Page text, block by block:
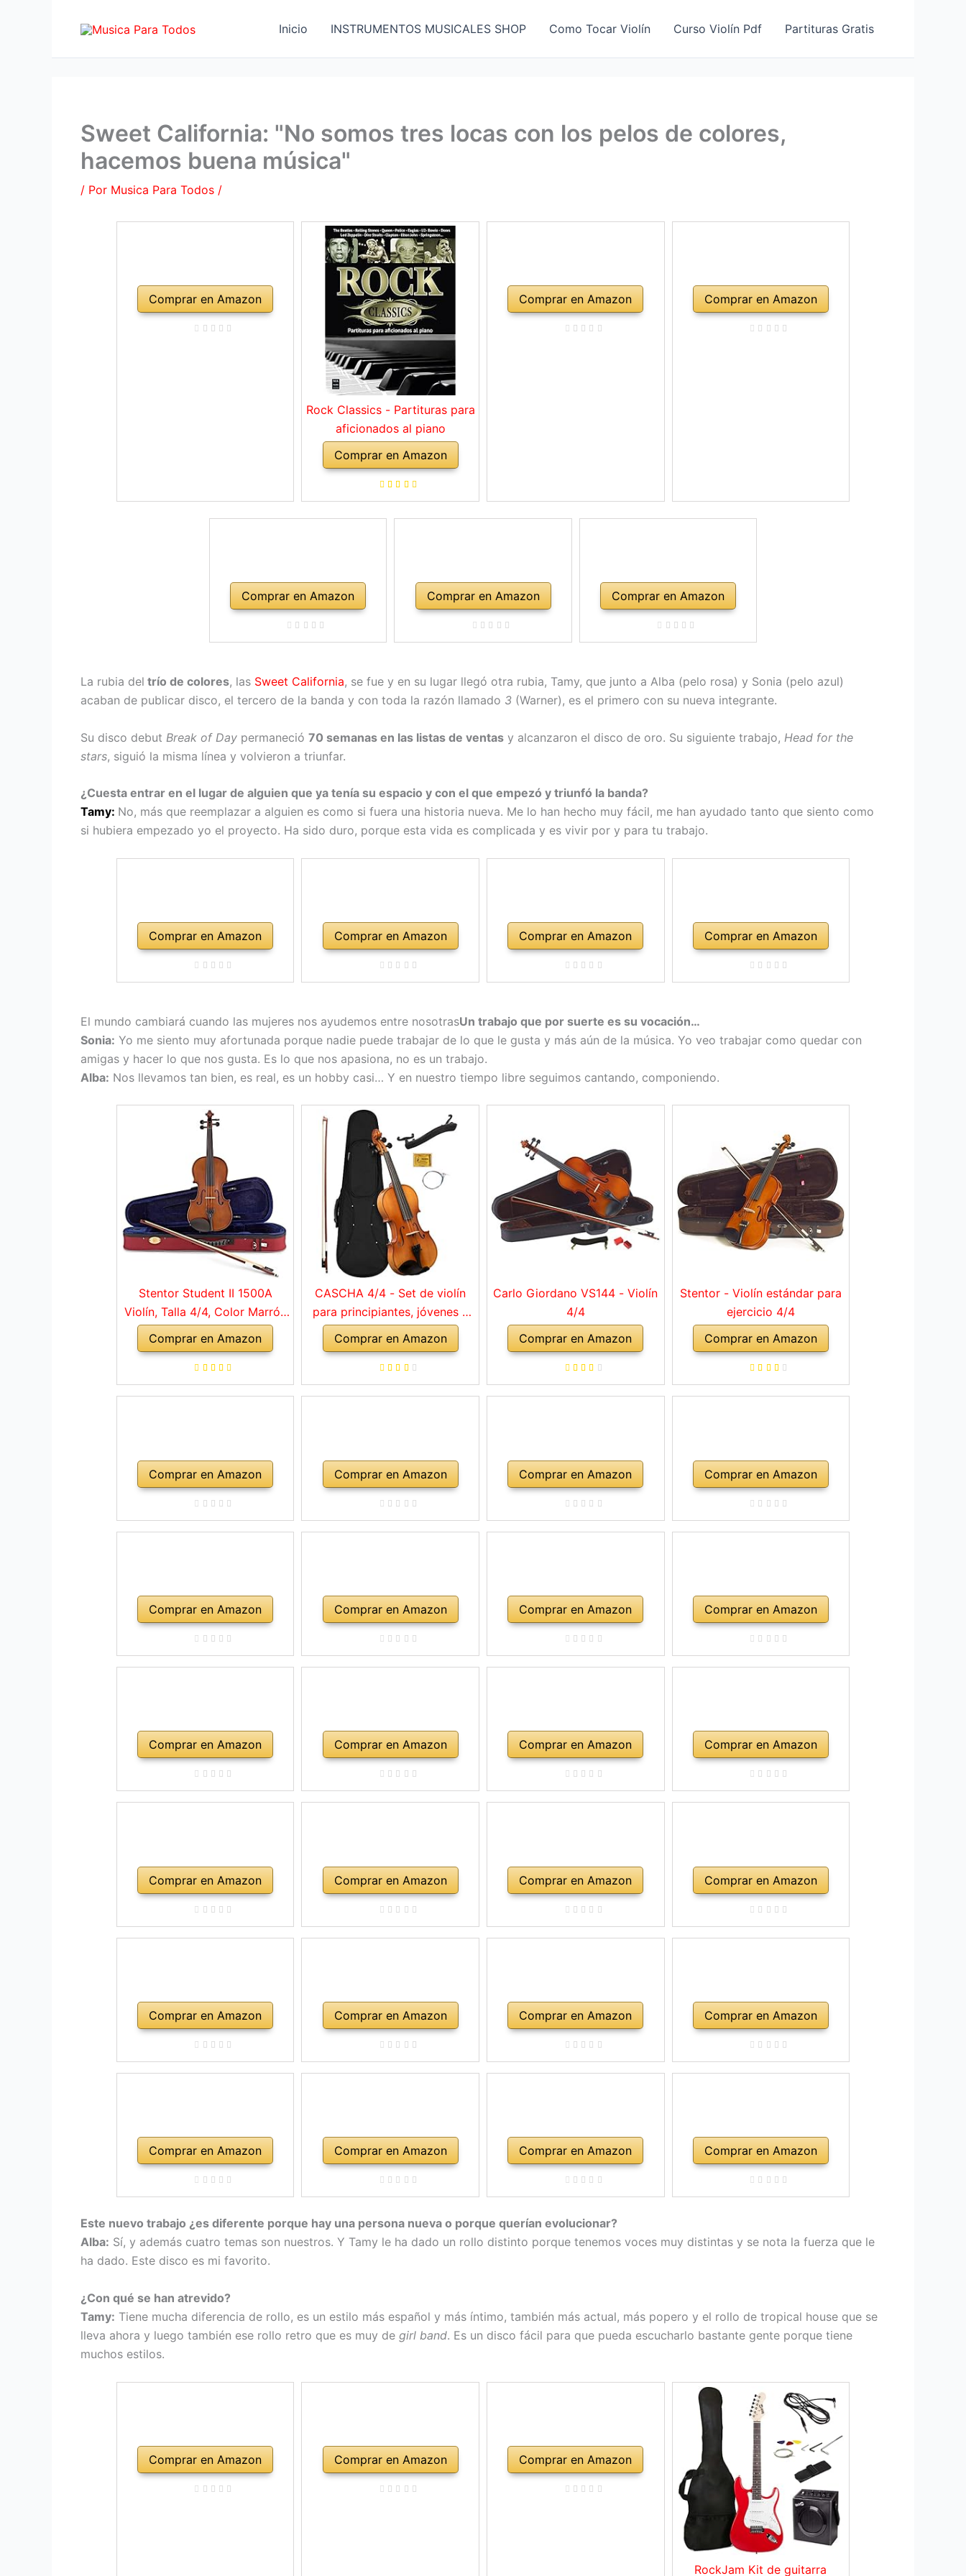
Inicio INSTRUMENTOS MUSICALES SHOP Como Tocar Violín Curso Violín Pdf Partituras Gratis
Sweet California: "No somos tres locas con los pelos de colores,
hacemos buena música"
/ Por Musica Para Todos /
Comprar en Amazon
Rock Classics - Partituras para
aficionados al piano
Comprar en Amazon
Comprar en Amazon Comprar en Amazon
Comprar en Amazon Comprar en Amazon Comprar en Amazon
La rubia del trío de colores, las Sweet California, se fue y en su lugar llegó otra rubia, Tamy, que junto a Alba (pelo rosa) y Sonia (pelo azul)
acaban de publicar disco, el tercero de la banda y con toda la razón llamado 3 (Warner), es el primero con su nueva integrante.
Su disco debut Break of Day permaneció 70 semanas en las listas de ventas y alcanzaron el disco de oro. Su siguiente trabajo, Head for the
stars, siguió la misma línea y volvieron a triunfar.
¿Cuesta entrar en el lugar de alguien que ya tenía su espacio y con el que empezó y triunfó la banda?
Tamy: No, más que reemplazar a alguien es como si fuera una historia nueva. Me lo han hecho muy fácil, me han ayudado tanto que siento como
si hubiera empezado yo el proyecto. Ha sido duro, porque esta vida es complicada y es vivir por y para tu trabajo.
Comprar en Amazon Comprar en Amazon Comprar en Amazon Comprar en Amazon
El mundo cambiará cuando las mujeres nos ayudemos entre nosotrasUn trabajo que por suerte es su vocación…
Sonia: Yo me siento muy afortunada porque nadie puede trabajar de lo que le gusta y más aún de la música. Yo veo trabajar como quedar con
amigas y hacer lo que nos gusta. Es lo que nos apasiona, no es un trabajo.
Alba: Nos llevamos tan bien, es real, es un hobby casi… Y en nuestro tiempo libre seguimos cantando, componiendo.
Stentor Student II 1500A
Violín, Talla 4/4, Color Marrón
Rojo
Comprar en Amazon
CASCHA 4/4 - Set de violín
para principiantes, jóvenes y
adultos, violín macizo con
arco, colofonia, cuerdas de
repuesto, soporte para
hombro, maletín, abeto natural
Comprar en Amazon
Carlo Giordano VS144 - Violín
4/4
Comprar en Amazon
Stentor - Violín estándar para
ejercicio 4/4
Comprar en Amazon
Comprar en Amazon Comprar en Amazon Comprar en Amazon Comprar en Amazon
Comprar en Amazon Comprar en Amazon Comprar en Amazon Comprar en Amazon
Comprar en Amazon Comprar en Amazon Comprar en Amazon Comprar en Amazon
Comprar en Amazon Comprar en Amazon Comprar en Amazon Comprar en Amazon
Comprar en Amazon Comprar en Amazon Comprar en Amazon Comprar en Amazon
Comprar en Amazon Comprar en Amazon Comprar en Amazon Comprar en Amazon
Este nuevo trabajo ¿es diferente porque hay una persona nueva o porque querían evolucionar?
Alba: Sí, y además cuatro temas son nuestros. Y Tamy le ha dado un rollo distinto porque tenemos voces muy distintas y se nota la fuerza que le
ha dado. Este disco es mi favorito.
¿Con qué se han atrevido?
Tamy: Tiene mucha diferencia de rollo, es un estilo más español y más íntimo, también más actual, más popero y el rollo de tropical house que se
lleva ahora y luego también ese rollo retro que es muy de girl band. Es un disco fácil para que pueda escucharlo bastante gente porque tiene
muchos estilos.
Comprar en Amazon Comprar en Amazon Comprar en Amazon
RockJam Kit de guitarra